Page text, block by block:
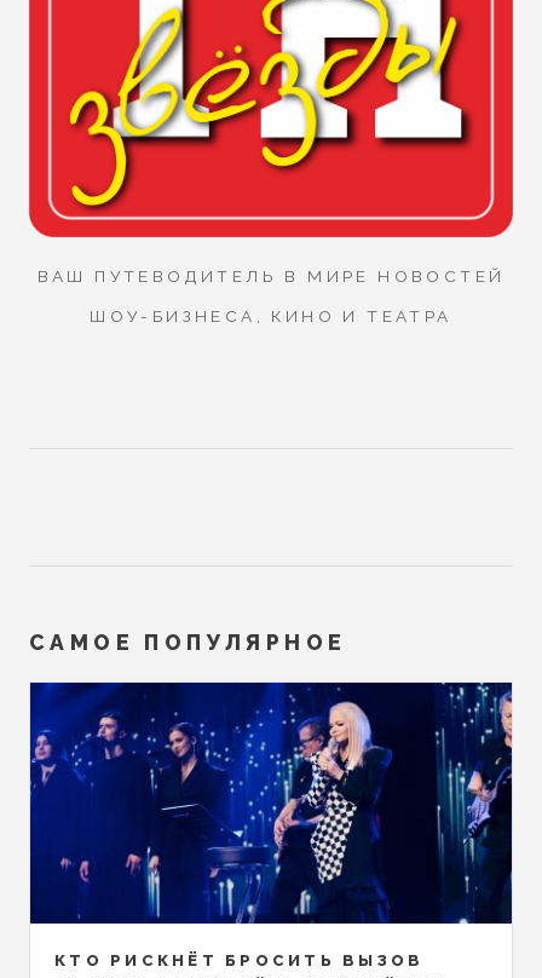
ВАШ ПУТЕВОДИТЕЛЬ В МИРЕ НОВОСТЕЙ
ШОУ-БИЗНЕСА, КИНО И ТЕАТРА
САМОЕ ПОПУЛЯРНОЕ
КТО РИСКНЁТ БРОСИТЬ ВЫЗОВ